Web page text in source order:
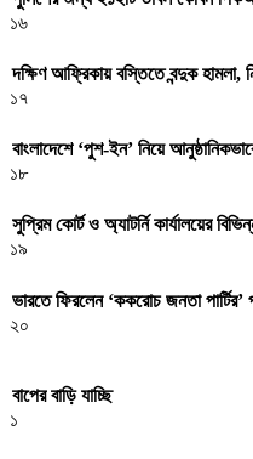
১৬
দক্ষিণ আফ্রিকায় বস্তিতে বন্দুক হামলা,
১৭
বাংলাদেশে ‘পুশ-ইন’ নিয়ে
১৮
সুপ্রিম কোর্ট ও অ্যাটর্নি কার্যালয়ের
১৯
ভারতে ফিরলেন ‘ককরোচ জনতা পার্টির’
২০
বাপের বাড়ি যাচ্ছি
১